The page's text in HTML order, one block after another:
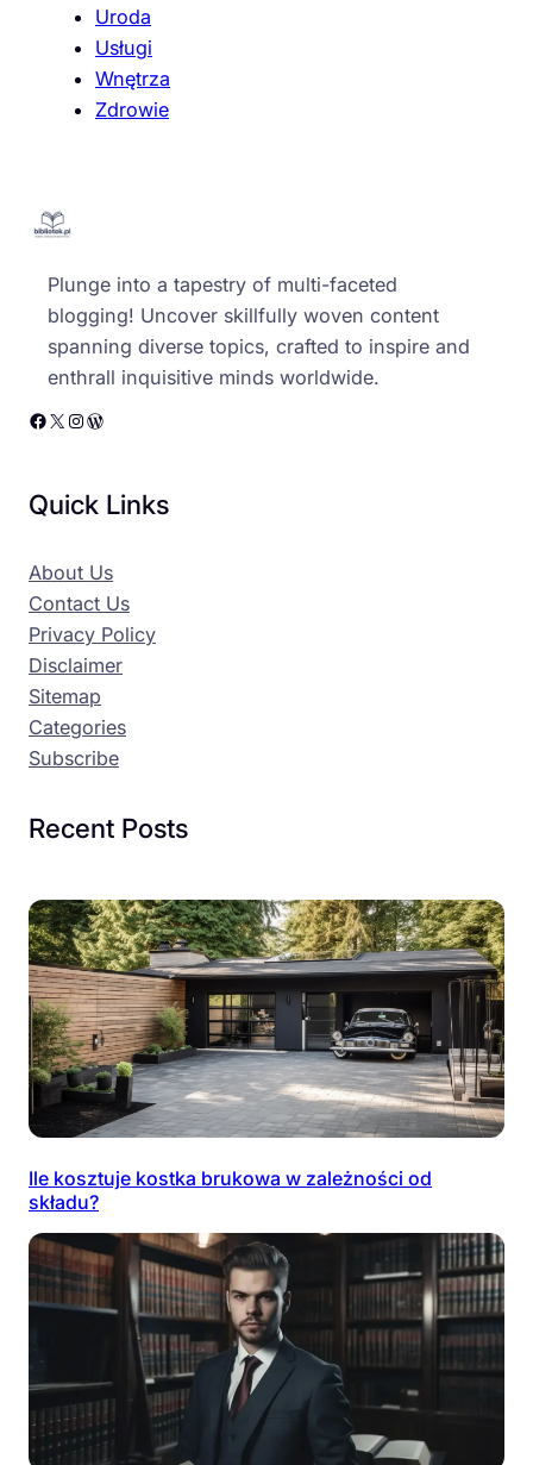
Uroda
Usługi
Wnętrza
Zdrowie
Plunge into a tapestry of multi-faceted
blogging! Uncover skillfully woven content
spanning diverse topics, crafted to inspire and
enthrall inquisitive minds worldwide.
Facebook X Instagram WordPress
Quick Links
About Us
Contact Us
Privacy Policy
Disclaimer
Sitemap
Categories
Subscribe
Recent Posts
Ile kosztuje kostka brukowa w zależności od
składu?